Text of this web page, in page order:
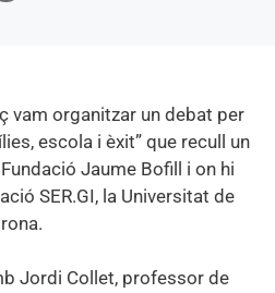
vam organitzar un debat per
escola i èxit” que recull un
Jaume Bofill i on hi
SER.GI, la Universitat de
Jordi Collet, professor de